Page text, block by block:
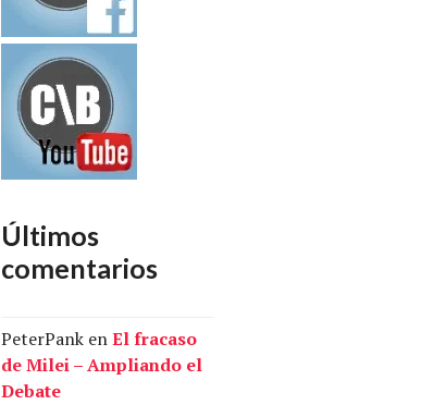
Últimos
comentarios
PeterPank enEl fracaso
de Milei – Ampliando el
Debate